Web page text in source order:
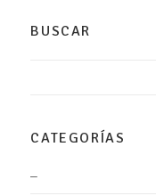
BUSCAR
CATEGORÍAS
–